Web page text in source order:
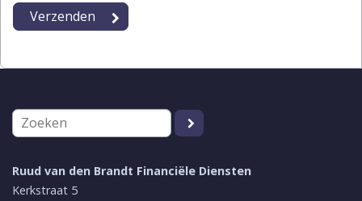
Ruud van den Brandt Financiële Diensten
Kerkstraat 5